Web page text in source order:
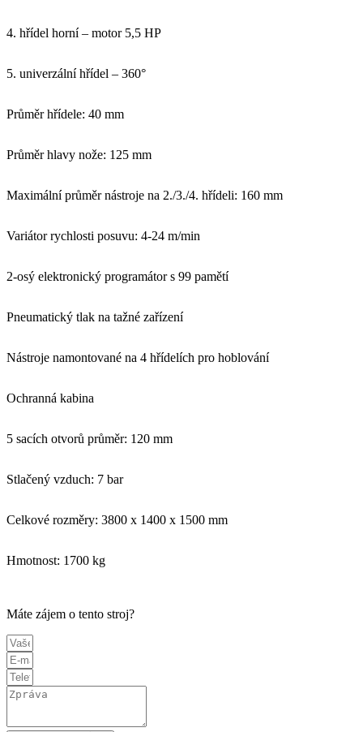
4. hřídel horní – motor 5,5 HP
5. univerzální hřídel – 360°
Průměr hřídele: 40 mm
Průměr hlavy nože: 125 mm
Maximální průměr nástroje na 2./3./4. hřídeli: 160 mm
Variátor rychlosti posuvu: 4-24 m/min
2-osý elektronický programátor s 99 pamětí
Pneumatický tlak na tažné zařízení
Nástroje namontované na 4 hřídelích pro hoblování
Ochranná kabina
5 sacích otvorů průměr: 120 mm
Stlačený vzduch: 7 bar
Celkové rozměry: 3800 x 1400 x 1500 mm
Hmotnost: 1700 kg
Máte zájem o tento stroj?